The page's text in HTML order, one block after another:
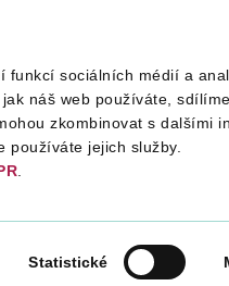
funkcí sociálních médií a
náš web používáte,
zkombinovat s dalšími
používáte jejich služby.
.
Statistické
Mezinárodní
V JEDNOTLIVÝCH ZEMÍCH